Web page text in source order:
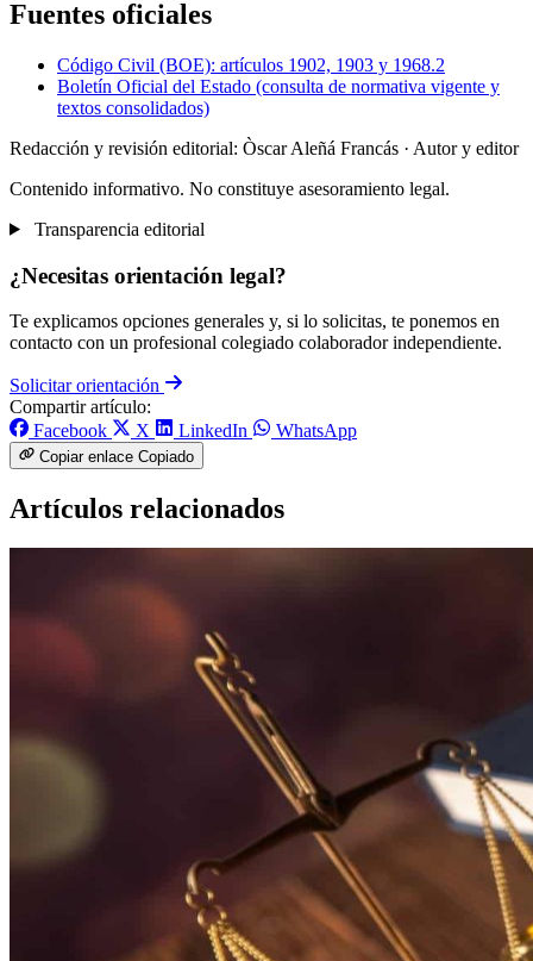
Fuentes oficiales
Código Civil (BOE): artículos 1902, 1903 y 1968.2
Boletín Oficial del Estado (consulta de normativa vigente y
textos consolidados)
Redacción y revisión editorial: Òscar Aleñá Francás · Autor y editor
Contenido informativo. No constituye asesoramiento legal.
Transparencia editorial
¿Necesitas orientación legal?
Te explicamos opciones generales y, si lo solicitas, te ponemos en
contacto con un profesional colegiado colaborador independiente.
Solicitar orientación
Compartir artículo:
Facebook
X LinkedIn WhatsApp
Copiar enlace Copiado
Artículos relacionados